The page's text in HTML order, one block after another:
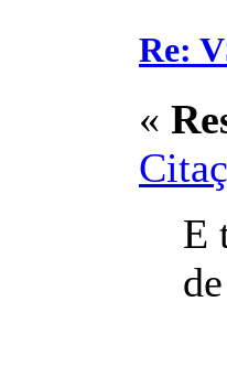
Re:
«
E